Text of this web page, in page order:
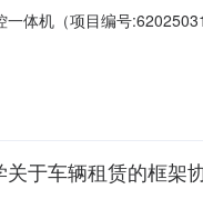
一体机（项目编号
采购单位信息采购单位名
于车辆租赁的框架